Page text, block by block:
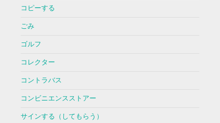
コピーする
ごみ
ゴルフ
コレクター
コントラバス
コンビニエンスストアー
サインする（してもらう）